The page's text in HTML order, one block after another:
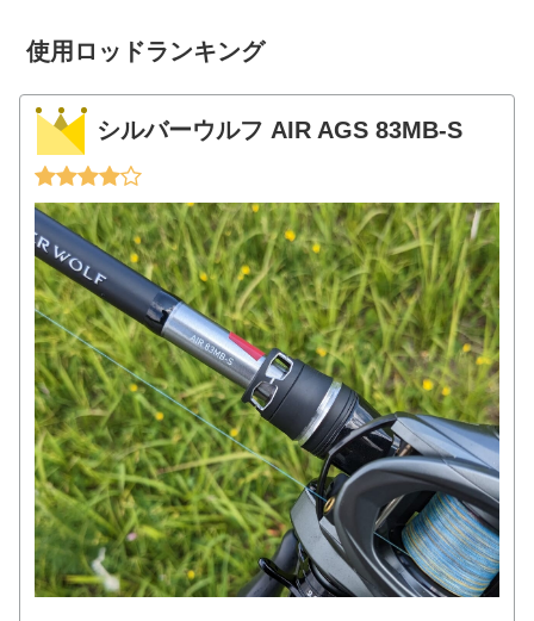
使用ロッドランキング
シルバーウルフ AIR AGS 83MB-S